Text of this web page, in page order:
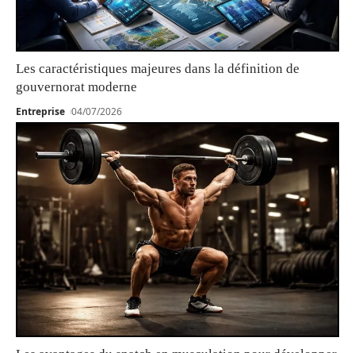
Les caractéristiques majeures dans la définition de
gouvernorat moderne
Entreprise 04/07/2026